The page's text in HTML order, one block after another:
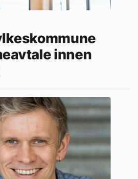
innen